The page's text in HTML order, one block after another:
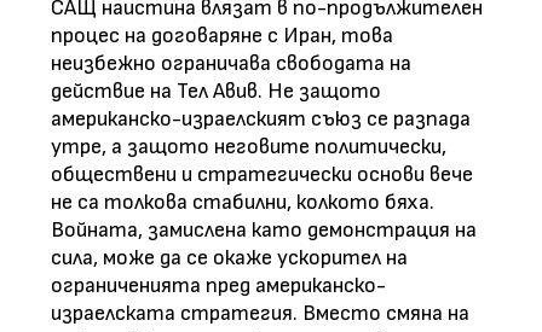
САЩ наистина влязат в по-продължителен
процес на договаряне с Иран, това
неизбежно ограничава свободата на
действие на Тел Авив. Не защото
американско-израелският съюз се разпада
утре, а защото неговите политически,
обществени и стратегически основи вече
не са толкова стабилни, колкото бяха.
Войната, замислена като демонстрация на
сила, може да се окаже ускорител на
ограниченията пред американско-
израелската стратегия. Вместо смяна на